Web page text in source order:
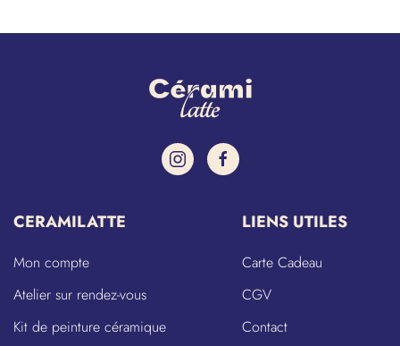
CERAMILATTE
Mon compte
Atelier sur rendez-vous
Kit de peinture céramique
LIENS UTILES
Carte Cadeau
CGV
Contact